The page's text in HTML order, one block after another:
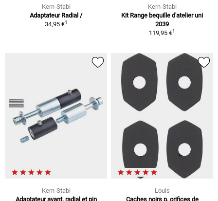
Kern-Stabi
Adaptateur Radial /
34,95 €1
Kern-Stabi
Kit Range bequille d'atelier uni
2039
119,95 €1
Kern-Stabi
Adaptateur avant, radial et pin
Louis
Caches noirs p. orifices de